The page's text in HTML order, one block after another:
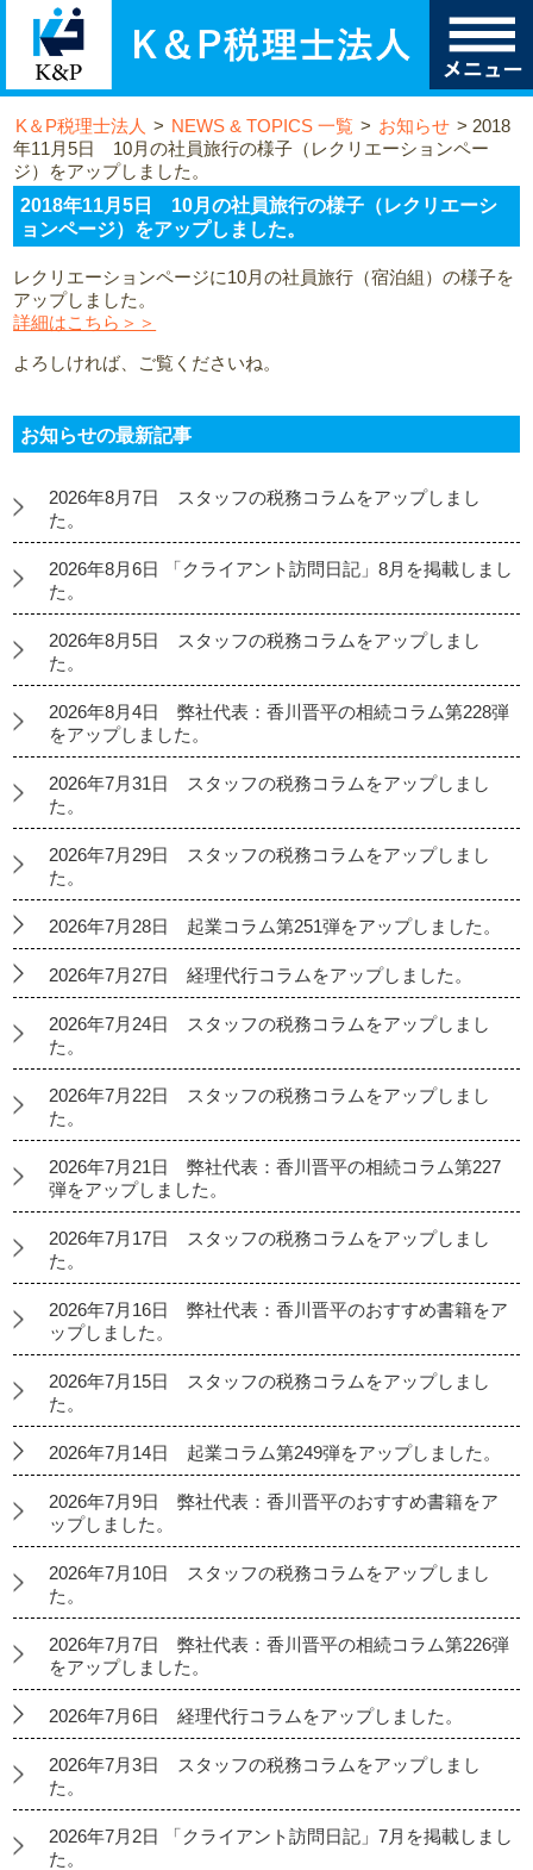
K＆P税理士法人 > NEWS & TOPICS 一覧 > お知らせ >2018
年11月5日 10月の社員旅行の様子（レクリエーションペー
ジ）をアップしました。
2018年11月5日 10月の社員旅行の様子（レクリエーシ
ョンページ）をアップしました。
レクリエーションページに10月の社員旅行（宿泊組）の様子を
アップしました。
詳細はこちら＞＞
よろしければ、ご覧くださいね。
お知らせの最新記事
2026年8月7日 スタッフの税務コラムをアップしまし
た。
2026年8月6日 「クライアント訪問日記」8月を掲載しまし
た。
2026年8月5日 スタッフの税務コラムをアップしまし
た。
2026年8月4日 弊社代表：香川晋平の相続コラム第228弾
をアップしました。
2026年7月31日 スタッフの税務コラムをアップしまし
た。
2026年7月29日 スタッフの税務コラムをアップしまし
た。
2026年7月28日 起業コラム第251弾をアップしました。
2026年7月27日 経理代行コラムをアップしました。
2026年7月24日 スタッフの税務コラムをアップしまし
た。
2026年7月22日 スタッフの税務コラムをアップしまし
た。
2026年7月21日 弊社代表：香川晋平の相続コラム第227
弾をアップしました。
2026年7月17日 スタッフの税務コラムをアップしまし
た。
2026年7月16日 弊社代表：香川晋平のおすすめ書籍をア
ップしました。
2026年7月15日 スタッフの税務コラムをアップしまし
た。
2026年7月14日 起業コラム第249弾をアップしました。
2026年7月9日 弊社代表：香川晋平のおすすめ書籍をア
ップしました。
2026年7月10日 スタッフの税務コラムをアップしまし
た。
2026年7月7日 弊社代表：香川晋平の相続コラム第226弾
をアップしました。
2026年7月6日 経理代行コラムをアップしました。
2026年7月3日 スタッフの税務コラムをアップしまし
た。
2026年7月2日 「クライアント訪問日記」7月を掲載しまし
た。